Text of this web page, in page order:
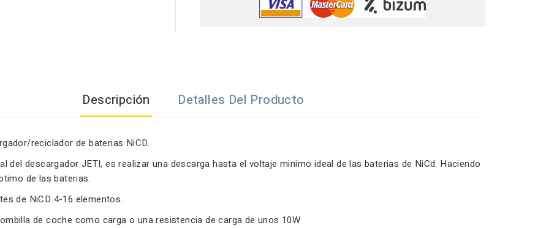
Descripción Detalles Del Producto
reciclador de baterias NiCD.
del descargador JETI, es realizar una descarga hasta el voltaje minimo ideal de las baterias de NiCd. Haciendo
de las baterias.
de NiCD 4-16 elementos.
de coche como carga o una resistencia de carga de unos 10W